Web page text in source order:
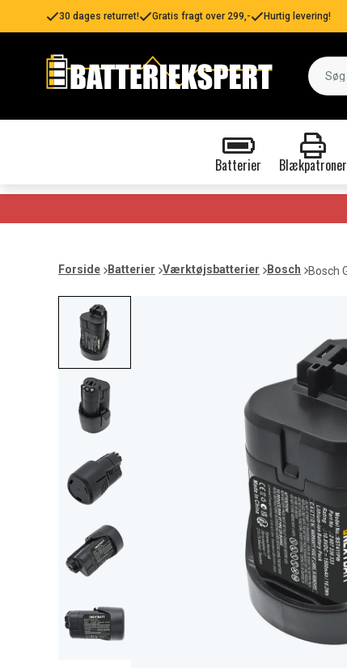
30 dages returret! Gratis fragt over 299,- Hurtig levering!
Batterier Blækpatroner
Forside Batterier Værktøjsbatterier Bosch Bosch